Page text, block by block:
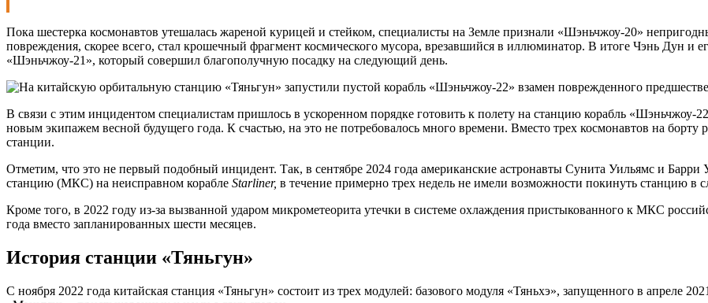
Пока шестерка космонавтов утешалась жареной курицей и стейком, специалисты на Земле признали «Шэньчжоу-20»
повреждения, скорее всего, стал крошечный фрагмент космического мусора, врезавшийся в иллюминатор. В итоге Чэнь Дун и
«Шэньчжоу-21», который совершил благополучную посадку на следующий день.
В связи с этим инцидентом специалистам пришлось в ускоренном порядке готовить к полету на станцию корабль «Шэньчжоу-
новым экипажем весной будущего года. К счастью, на это не потребовалось много времени. Вместо трех космонавтов на
станции.
Отметим, что это не первый подобный инцидент. Так, в сентябре 2024 года американские астронавты Сунита Уильямс и
станцию (МКС) на неисправном корабле Starliner, в течение примерно трех недель не имели возможности покинуть станцию в
Кроме того, в 2022 году из-за вызванной ударом микрометеорита утечки в системе охлаждения пристыкованного к МКС
года вместо запланированных шести месяцев.
История станции «Тяньгун»
С ноября 2022 года китайская станция «Тяньгун» состоит из трех модулей: базового модуля «Тяньхэ», запущенного в апреле